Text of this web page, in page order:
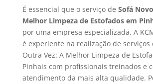
É essencial que o serviço de Sofá
Melhor Limpeza de Estofados em
por uma empresa especializada. A
é experiente na realização de serviços
Outra Vez: A Melhor Limpeza de
Pinhais com profissionais treinados e
atendimento da mais alta qualidade.